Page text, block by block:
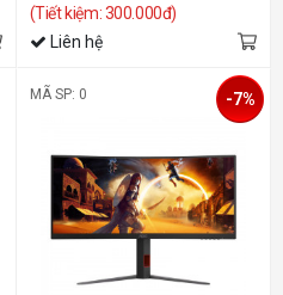
(Tiết kiệm: 300.000đ)
Liên hệ
MÃ SP: 0 -7%